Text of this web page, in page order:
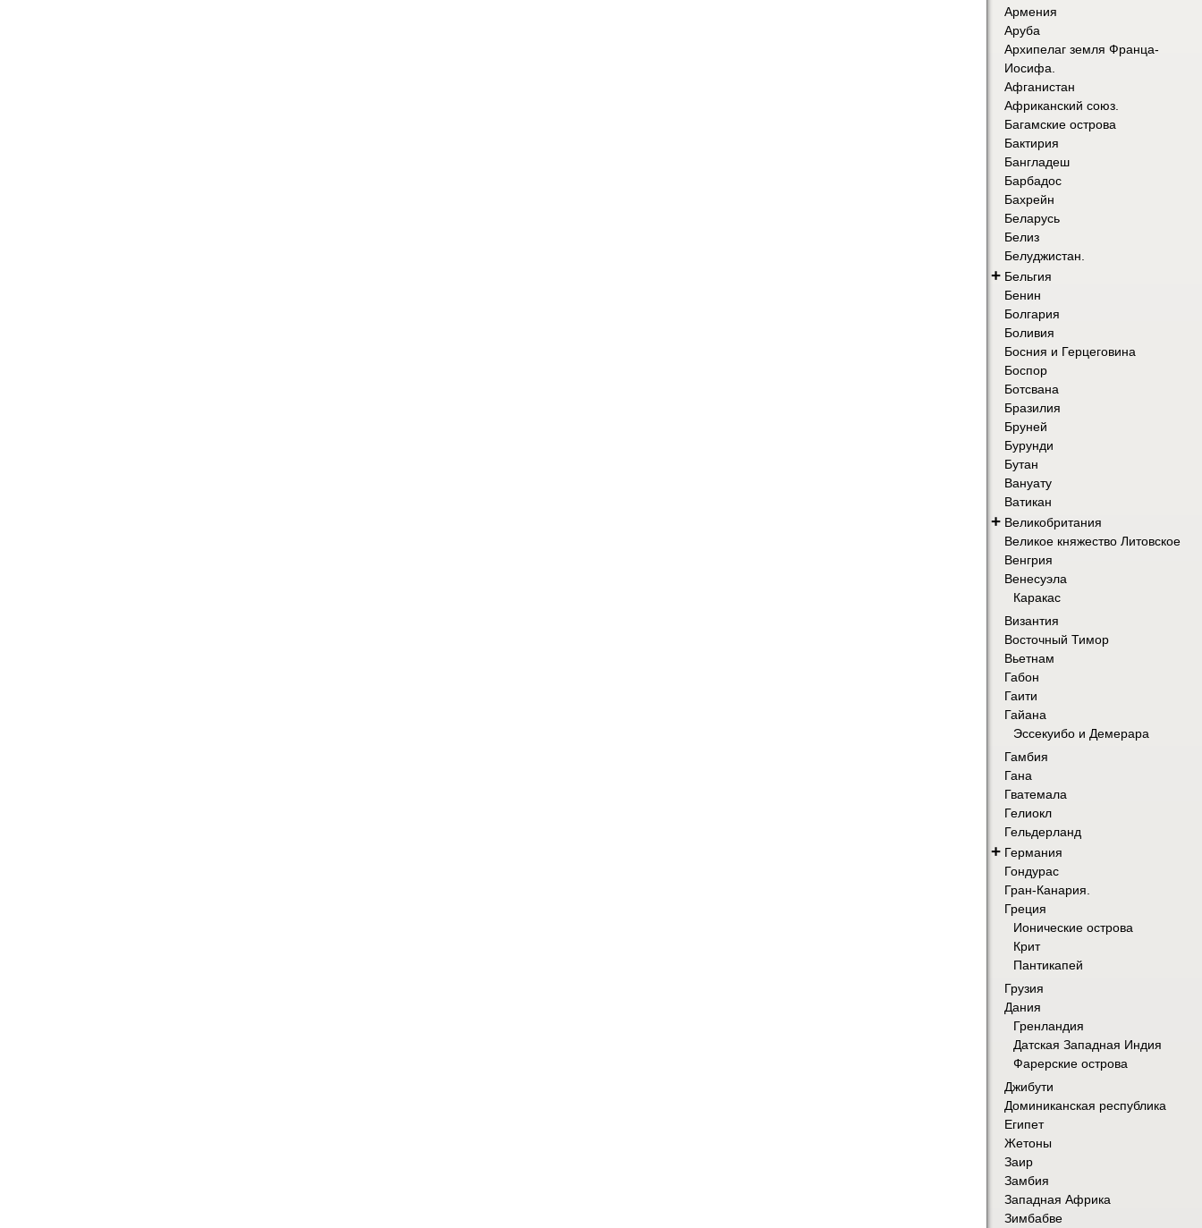
Армения
Аруба
Архипелаг земля Франца-
Иосифа.
Афганистан
Африканский союз.
Багамские острова
Бактирия
Бангладеш
Барбадос
Бахрейн
Беларусь
Белиз
Белуджистан.
+ Бельгия
Бенин
Болгария
Боливия
Босния и Герцеговина
Боспор
Ботсвана
Бразилия
Бруней
Бурунди
Бутан
Вануату
Ватикан
+ Великобритания
Великое княжество Литовское
Венгрия
Венесуэла
Каракас
Византия
Восточный Тимор
Вьетнам
Габон
Гаити
Гайана
Эссекуибо и Демерара
Гамбия
Гана
Гватемала
Гелиокл
Гельдерланд
+ Германия
Гондурас
Гран-Канария.
Греция
Ионические острова
Крит
Пантикапей
Грузия
Дания
Гренландия
Датская Западная Индия
Фарерские острова
Джибути
Доминиканская республика
Египет
Жетоны
Заир
Замбия
Западная Африка
Зимбабве